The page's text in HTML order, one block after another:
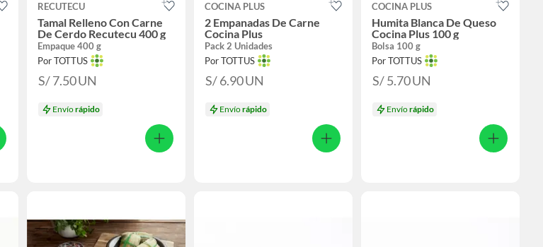
RECUTECU
Tamal Relleno Con Carne
De Cerdo Recutecu 400 g
Empaque 400 g
Por TOTTUS
S/ 7.50UN
Envíorápido
COCINA PLUS
2 Empanadas De Carne
Cocina Plus
Pack 2 Unidades
Por TOTTUS
S/ 6.90UN
Envíorápido
COCINA PLUS
Humita Blanca De Queso
Cocina Plus 100 g
Bolsa 100 g
Por TOTTUS
S/ 5.70UN
Envíorápido